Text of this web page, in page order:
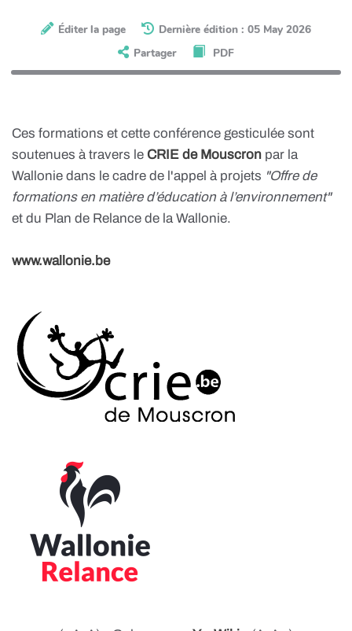
Download PDF
Éditer la page
Dernière édition : 05 May 2026
Partager
PDF